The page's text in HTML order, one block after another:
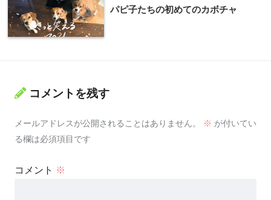
パピ子たちの初めてのカボチャ
コメントを残す
メールアドレスが公開されることはありません。 ※ が付いてい
る欄は必須項目です
コメント ※